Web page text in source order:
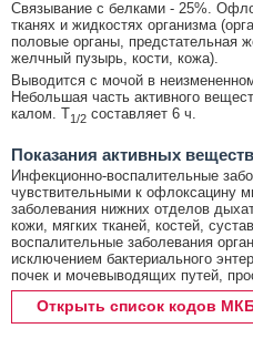
Связывание с белками - 25%.
тканях и жидкостях организма
половые органы, предстательная
желчный пузырь, кости, кожа).
Выводится с мочой в
Небольшая часть активного
калом. T1/2 составляет 6 ч.
Показания активных
Инфекционно-воспалительные
чувствительными к офлоксацину
заболевания нижних отделов
кожи, мягких тканей, костей,
воспалительные заболевания
исключением бактериального
почек и мочевыводящих путей,
Открыть список кодов